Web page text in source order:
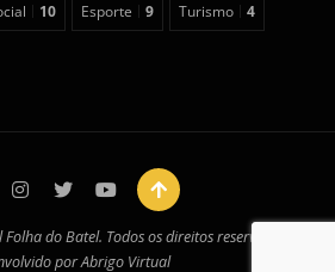
10 Esporte 9 Turismo 4
do Batel. Todos os direitos reservados.
porAbrigo Virtual